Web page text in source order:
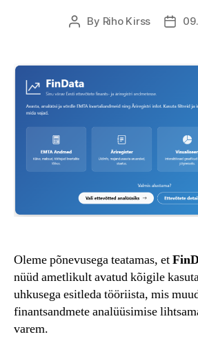
Post
By Riho Kirss
Post
Oleme põnevusega teatamas, et
nüüd ametlikult avatud kõigile
uhkusega esitleda tööriista, mis
finantsandmete analüüsimise
varem.